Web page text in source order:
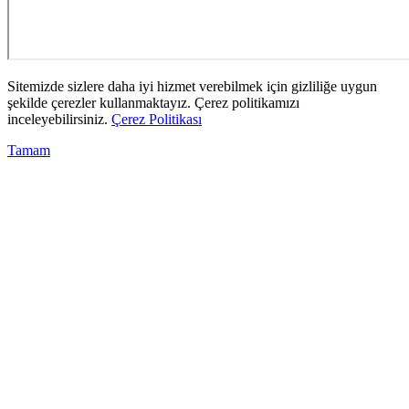
Sitemizde sizlere daha iyi hizmet verebilmek için gizliliğe uygun
şekilde çerezler kullanmaktayız. Çerez politikamızı
inceleyebilirsiniz. Çerez Politikası
Tamam